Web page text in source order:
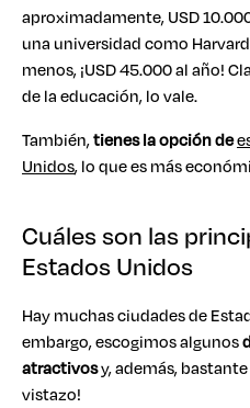
aproximadamente, USD
una universidad como
menos, ¡USD 45.000 al año!
de la educación, lo vale.
También,tienes la opción de
Unidos, lo que es más
Cuáles son las
Estados Unidos
Hay muchas ciudades de
embargo, escogimos algunos
atractivosy, además,
vistazo!